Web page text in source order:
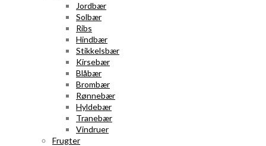
Jordbær
Solbær
Ribs
Hindbær
Stikkelsbær
Kirsebær
Blåbær
Brombær
Rønnebær
Hyldebær
Tranebær
Vindruer
Frugter